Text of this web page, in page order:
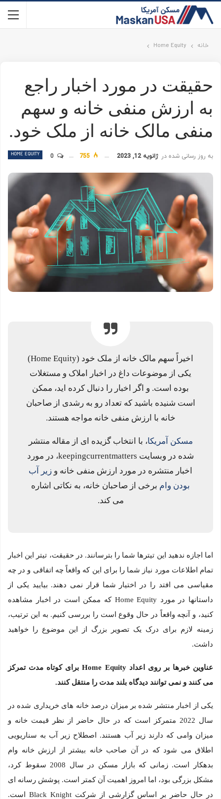
خانه Home Equity
حقیقت در مورد اخبار راجع
به ارزش منفی خانه و سهم
منفی مالک خانه از ملک خود.
HOME EQUITY به روز رسانی شده در ژانویه 12, 2023
اخیراً سهم مالک خانه از ملک خود (Home Equity)
یکی از موضوعات داغ در اخبار املاک و مستغلات
بوده است. و اگر اخبار را دنبال کرده اید، ممکن
است شنیده باشید که تعداد رو به رشدی از صاحبان
خانه با ارزش منفی خانه مواجه هستند.
مسکن آمریکا، با انتخاب گزیده ای از مقاله منتشر
شده در وبسایت keepingcurrentmatters، در مورد
اخبار منتشره در مورد ارزش منفی خانه و زیر آب
بودن وام برخی از صاحبان خانه، به نکاتی اشاره
می کند.
اما اجازه ندهید این تیترها شما را بترسانند. در حقیقت، تیتر این اخبار
تمام اطلاعات مورد نیاز شما را برای این که واقعاً چه اتفاقی و در چه
مقیاسی می افتد را در اختیار شما قرار نمی دهند. بیایید یکی از
داستانها در مورد Home Equity که ممکن است در اخبار مشاهده
کنید، و آنچه واقعاً در حال وقوع است را بررسی کنیم. به این ترتیب،
زمینه لازم برای درک یک تصویر بزرگ از این موضوع را خواهید
داشت.
عناوین خبرها بر روی اعدادHome Equityبرای کوتاه مدت تمرکز
می کنند و نمی توانند دیدگاه بلند مدت را منتقل کنند.
یکی از اخبار منتشر شده بر میزان درصد خانه های خریداری شده در
سال 2022 متمرکز است که در حال حاضر از نظر قیمت خانه و
میزان وامی که دارند زیر آب هستند. اصطلاح زیر آب به سناریویی
اطلاق می شود که در آن صاحب خانه بیشتر از ارزش خانه وام
بدهکار است. زمانی که بازار مسکن در سال 2008 سقوط کرد،
مشکل بزرگی بود، اما امروز اهمیت آن کمتر است. پوشش رسانه ای
در حال حاضر بر اساس گزارشی از شرکت Black Knight است.